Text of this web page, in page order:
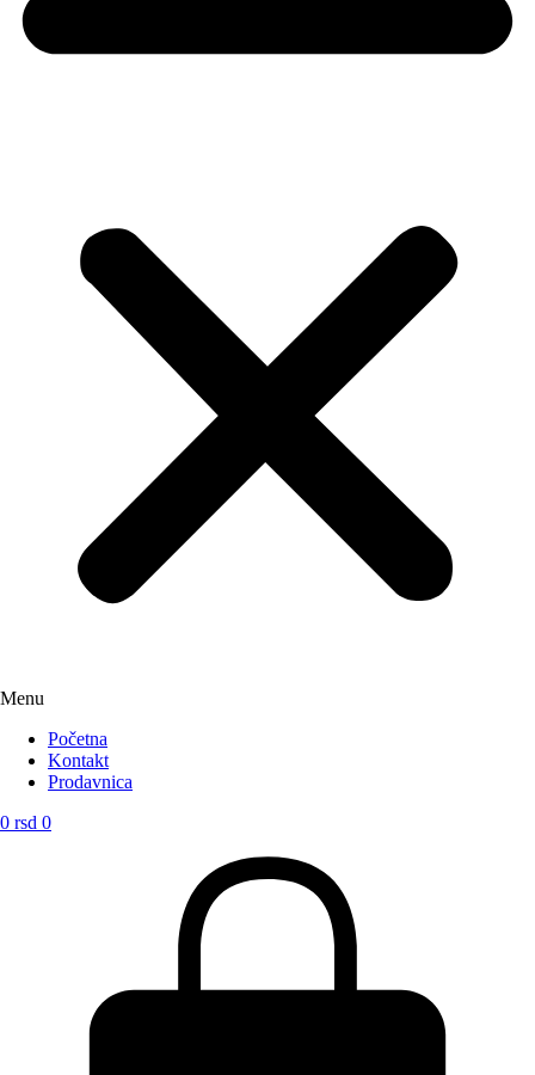
Menu
Početna
Kontakt
Prodavnica
0 rsd 0